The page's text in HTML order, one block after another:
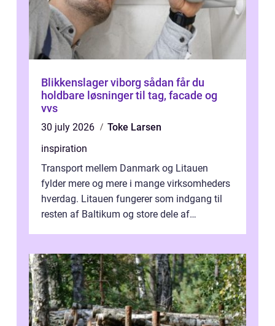
Blikkenslager viborg sådan får du
holdbare løsninger til tag, facade og
vvs
30 july 2026
Toke Larsen
inspiration
Transport mellem Danmark og Litauen
fylder mere og mere i mange virksomheders
hverdag. Litauen fungerer som indgang til
resten af Baltikum og store dele af